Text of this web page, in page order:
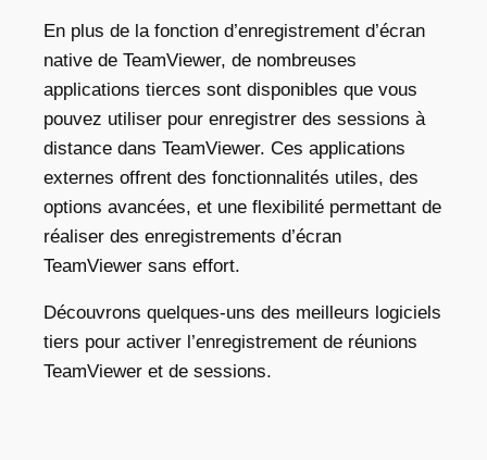
En plus de la fonction d’enregistrement d’écran
native de TeamViewer, de nombreuses
applications tierces sont disponibles que vous
pouvez utiliser pour enregistrer des sessions à
distance dans TeamViewer. Ces applications
externes offrent des fonctionnalités utiles, des
options avancées, et une flexibilité permettant de
réaliser des enregistrements d’écran
TeamViewer sans effort.
Découvrons quelques-uns des meilleurs logiciels
tiers pour activer l’enregistrement de réunions
TeamViewer et de sessions.